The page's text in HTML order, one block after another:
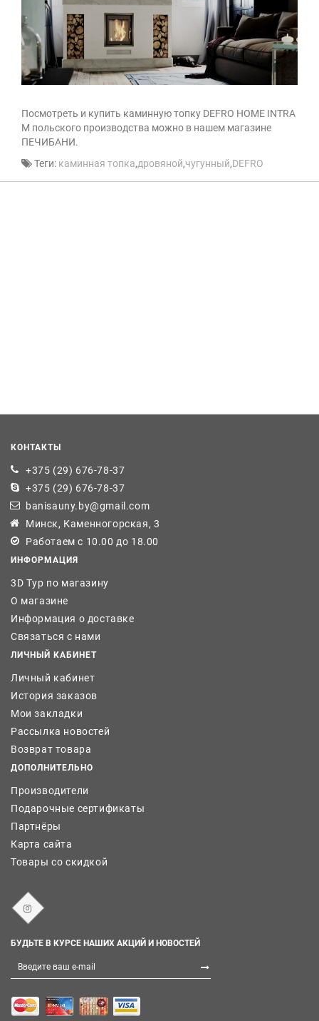
Посмотреть и купить каминную топку DEFRO HOME INTRA
M польского производства можно в нашем магазине
ПЕЧИБАНИ.
Теги: каминная топка,дровяной,чугунный,DEFRO
КОНТАКТЫ
+375 (29) 676-78-37
+375 (29) 676-78-37
banisauny.by@gmail.com
Минск, Каменногорская, 3
Работаем с 10.00 до 18.00
ИНФОРМАЦИЯ
3D Тур по магазину
О магазине
Информация о доставке
Связаться с нами
ЛИЧНЫЙ КАБИНЕТ
Личный кабинет
История заказов
Мои закладки
Рассылка новостей
Возврат товара
ДОПОЛНИТЕЛЬНО
Производители
Подарочные сертификаты
Партнёры
Карта сайта
Товары со скидкой
БУДЬТЕ В КУРСЕ НАШИХ АКЦИЙ И НОВОСТЕЙ